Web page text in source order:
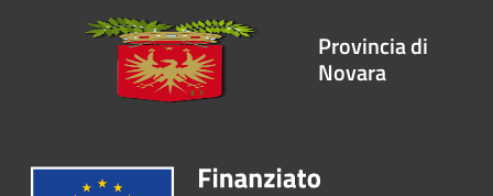
Provincia di
Novara